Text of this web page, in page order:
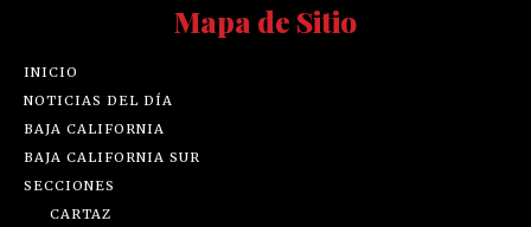
Mapa de Sitio
INICIO
NOTICIAS DEL DÍA
BAJA CALIFORNIA
BAJA CALIFORNIA SUR
SECCIONES
CARTAZ